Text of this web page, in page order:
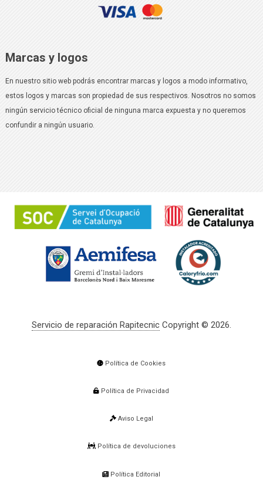
Marcas y logos
En nuestro sitio web podrás encontrar marcas y logos a modo informativo,
estos logos y marcas son propiedad de sus respectivos. Nosotros no somos
ningún servicio técnico oficial de ninguna marca expuesta y no queremos
confundir a ningún usuario.
Servicio de reparación RapitecnicCopyright © 2026.
Política de Cookies
Política de Privacidad
Aviso Legal
Política de devoluciones
Política Editorial